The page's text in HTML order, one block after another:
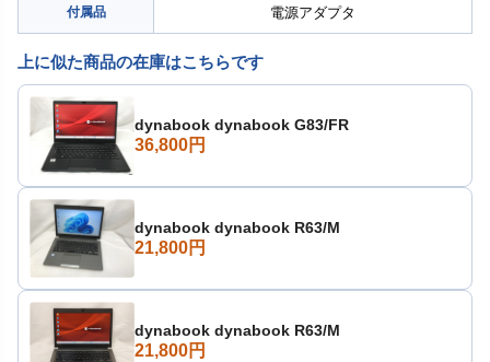
付属品 電源アダプタ
上に似た商品の在庫はこちらです
dynabook dynabook G83/FR
36,800円
dynabook dynabook R63/M
21,800円
dynabook dynabook R63/M
21,800円